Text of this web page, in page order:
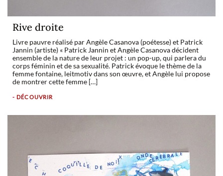
Rive droite
Livre pauvre réalisé par Angèle Casanova (poétesse) et Patrick
Jannin (artiste) « Patrick Jannin et Angèle Casanova décident
ensemble de la nature de leur projet : un pop-up, qui parlera du
corps féminin et de sa sexualité. Patrick évoque le thème de la
femme fontaine, leitmotiv dans son œuvre, et Angèle lui propose
de montrer cette femme […]
- DÉCOUVRIR